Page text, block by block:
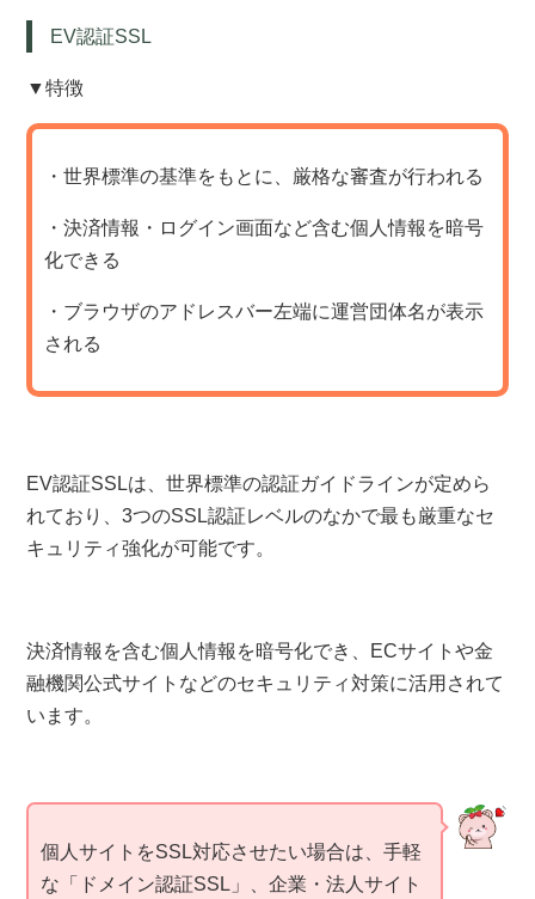
EV認証SSL
▼特徴
・世界標準の基準をもとに、厳格な審査が行われる
・決済情報・ログイン画面など含む個人情報を暗号
化できる
・ブラウザのアドレスバー左端に運営団体名が表示
される
EV認証SSLは、世界標準の認証ガイドラインが定めら
れており、3つのSSL認証レベルのなかで最も厳重なセ
キュリティ強化が可能です。
決済情報を含む個人情報を暗号化でき、ECサイトや金
融機関公式サイトなどのセキュリティ対策に活用されて
います。
個人サイトをSSL対応させたい場合は、手軽
な「ドメイン認証SSL」、企業・法人サイト